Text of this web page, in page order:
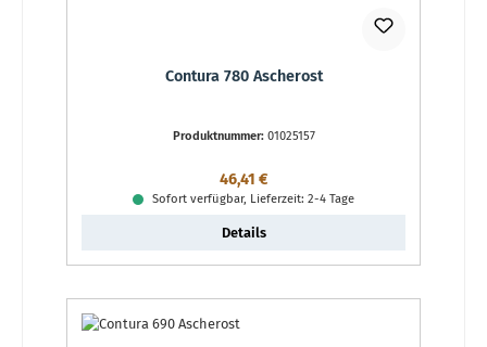
Contura 780 Ascherost
Produktnummer: 01025157
Regulärer Preis:
46,41 €
Sofort verfügbar, Lieferzeit: 2-4 Tage
Details